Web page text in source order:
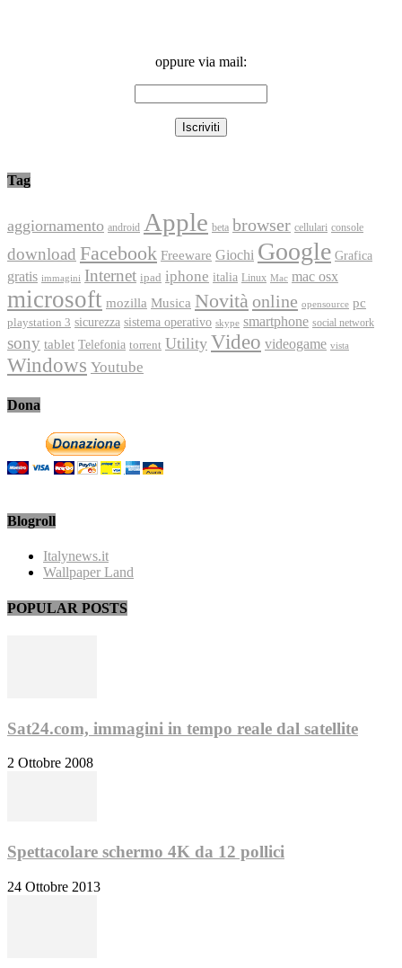
oppure via mail:
Tag
aggiornamento android Apple beta browser cellulari console
download Facebook Freeware Giochi Google Grafica
gratis immagini Internet ipad iphone italia Linux Mac mac osx
microsoft mozilla Musica Novità online opensource pc
playstation 3 sicurezza sistema operativo skype smartphone social network
sony tablet Telefonia torrent Utility Video videogame vista
Windows Youtube
Dona
Blogroll
Italynews.it
Wallpaper Land
POPULAR POSTS
Sat24.com, immagini in tempo reale dal satellite
2 Ottobre 2008
Spettacolare schermo 4K da 12 pollici
24 Ottobre 2013